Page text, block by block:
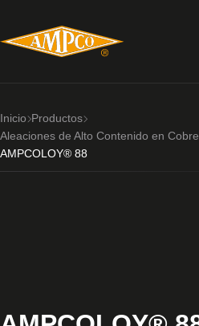
Inicio Productos
Aleaciones de Alto Contenido en
AMPCOLOY® 88